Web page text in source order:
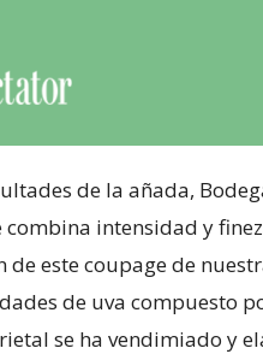
de la añada,
intensidad y
de este coupage de
de uva compuesto
se ha vendimiado y